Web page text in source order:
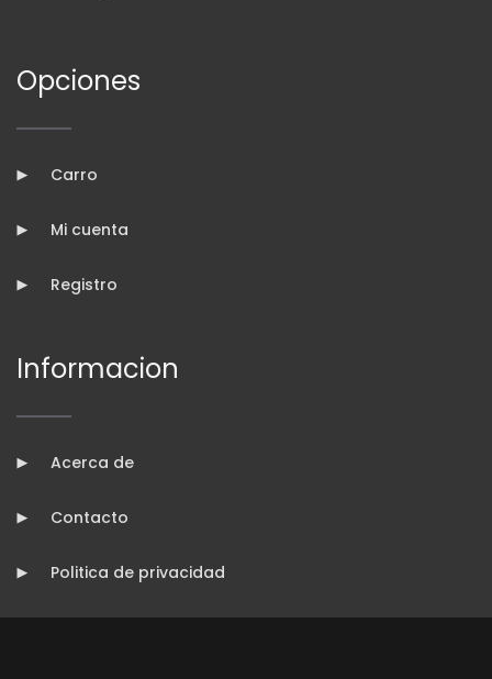
Opciones
Carro
Mi cuenta
Registro
Informacion
Acerca de
Contacto
Politica de privacidad